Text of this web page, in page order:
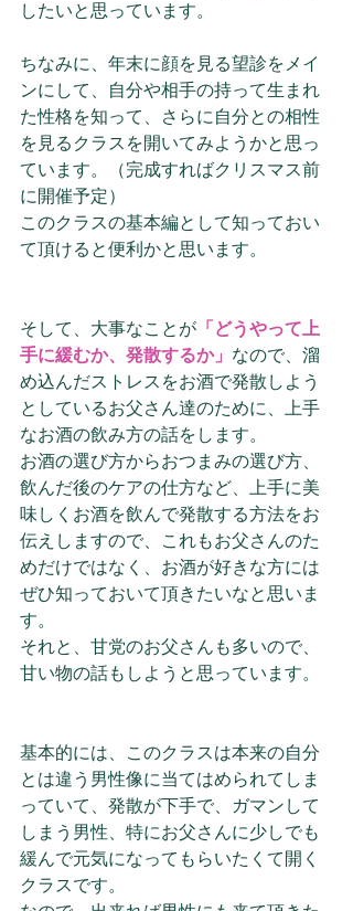
したいと思っています。
ちなみに、年末に顔を見る望診をメイ
ンにして、自分や相手の持って生まれ
た性格を知って、さらに自分との相性
を見るクラスを開いてみようかと思っ
ています。（完成すればクリスマス前
に開催予定）
このクラスの基本編として知っておい
て頂けると便利かと思います。
そして、大事なことが 「どうやって上
手に緩むか、発散するか」 なので、溜
め込んだストレスをお酒で発散しよう
としているお父さん達のために、上手
なお酒の飲み方の話をします。
お酒の選び方からおつまみの選び方、
飲んだ後のケアの仕方など、上手に美
味しくお酒を飲んで発散する方法をお
伝えしますので、これもお父さんのた
めだけではなく、お酒が好きな方には
ぜひ知っておいて頂きたいなと思いま
す。
それと、甘党のお父さんも多いので、
甘い物の話もしようと思っています。
基本的には、このクラスは本来の自分
とは違う男性像に当てはめられてしま
っていて、発散が下手で、ガマンして
しまう男性、特にお父さんに少しでも
緩んで元気になってもらいたくて開く
クラスです。